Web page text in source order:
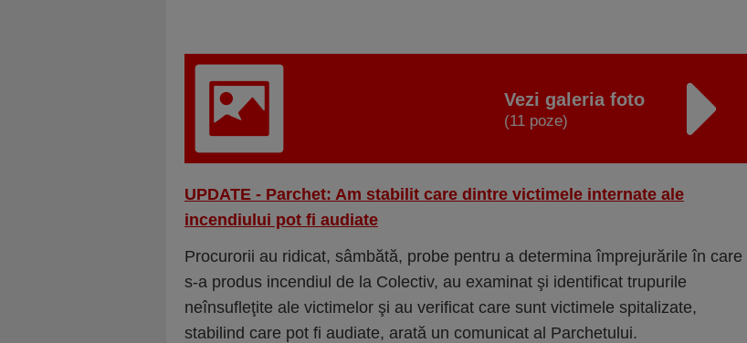
Vezi galeria foto
(11 poze)
UPDATE - Parchet: Am stabilit care dintre victimele internate ale
incendiului pot fi audiate
Procurorii au ridicat, sâmbătă, probe pentru a determina împrejurările în care
s-a produs incendiul de la Colectiv, au examinat şi identificat trupurile
neînsufleţite ale victimelor şi au verificat care sunt victimele spitalizate,
stabilind care pot fi audiate, arată un comunicat al Parchetului.